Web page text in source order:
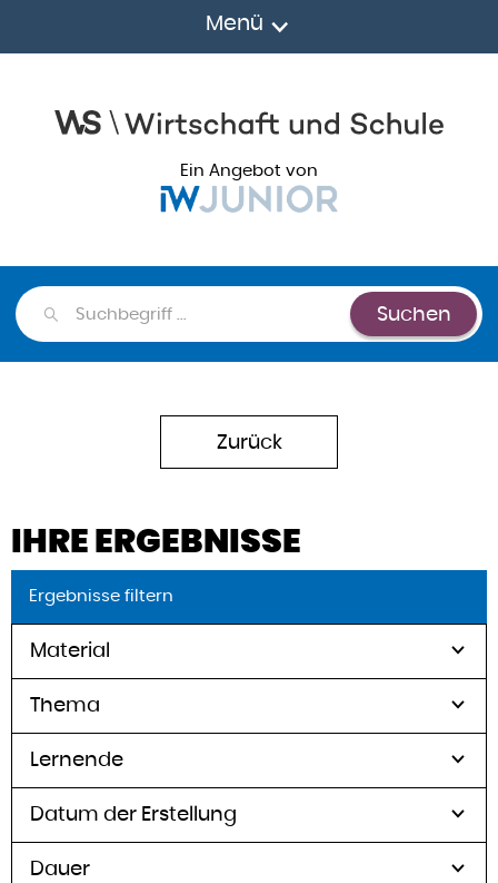
Menü
Ein Angebot von
Suchen Suchen
Zurück
IHRE ERGEBNISSE
Ergebnisse filtern
Material
Thema
Lernende
Datum der Erstellung
Dauer